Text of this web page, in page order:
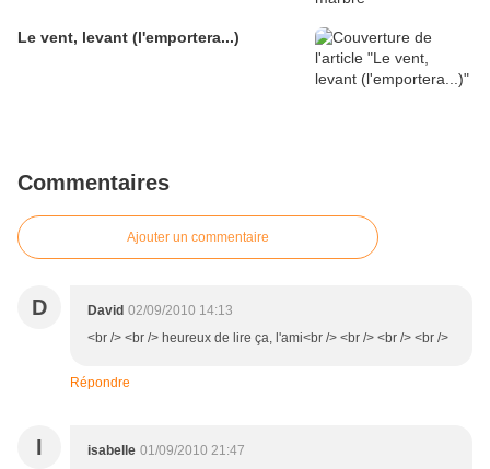
Le vent, levant (l'emportera...)
Commentaires
Ajouter un commentaire
D David 02/09/2010 14:13
<br /> <br /> heureux de lire ça, l'ami<br /> <br /> <br /> <br />
Répondre
I isabelle 01/09/2010 21:47